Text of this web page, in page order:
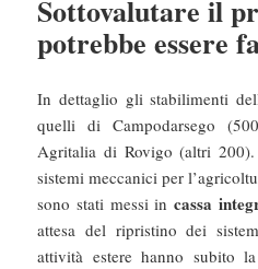
Sottovalutare il
potrebbe essere
In dettaglio gli stabilimenti
quelli di Campodarsego
Agritalia di Rovigo (altri
sistemi meccanici per
sono stati messi incassa
attesa del ripristino dei
attività estere hanno subito